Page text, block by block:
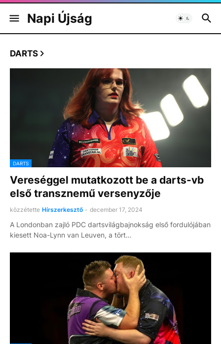
Napi Újság
DARTS
DARTS
Vereséggel mutatkozott be a darts-vb
első transznemű versenyzője
közzétette Hírszerkesztő - december 17, 2024
A Londonban zajló PDC dartsvilágbajnokság első fordulójában
kiesett Noa-Lynn van Leuven, a tört…